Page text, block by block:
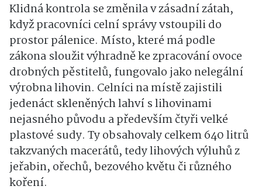
Klidná kontrola se změnila v zásadní zátah,
když pracovníci celní správy vstoupili do
prostor pálenice. Místo, které má podle
zákona sloužit výhradně ke zpracování ovoce
drobných pěstitelů, fungovalo jako nelegální
výrobna lihovin. Celníci na místě zajistili
jedenáct skleněných lahví s lihovinami
nejasného původu a především čtyři velké
plastové sudy. Ty obsahovaly celkem 640 litrů
takzvaných macerátů, tedy lihových výluhů z
jeřabin, ořechů, bezového květu či různého
koření.